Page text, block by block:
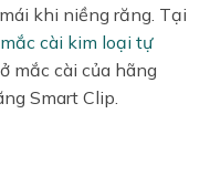
khi niềng răng. Tại
mắc cài kim loại tự
mắc cài của hãng
Smart Clip.